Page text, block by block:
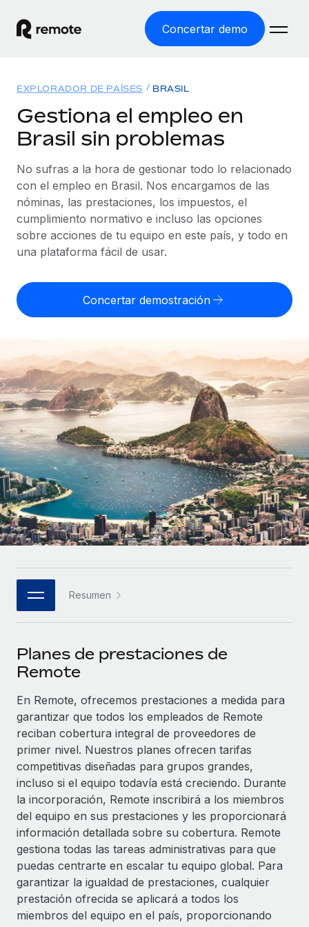
Concertar demo
EMPLEO GLOBAL
Nómina global
Gestiona las nóminas de forma sencilla y conforme a la
legalidad.
Employer of Record
Expándete en todo el mundo sin gastar en entidades.
cumpliendo la normativa.
PEO
Externaliza tareas laborales complejas.
INFRAESTRUCTURA
Conexión Remote
Integra los RR. HH. en tus flujos de trabajo sin
complicaciones.
Plataforma
Funciones esenciales de RR. HH. integradas para tu
Conectar
Conecta cualquier herramienta de IA con Remote
Optimiza los procesos con herramientas empresariales
esenciales.
SERVICIOS
Pregunta a un experto
Obtén ayuda de gente experta en RR. HH. globales
y cumplimiento normativo.
Comprobaciones de antecedentes
Simplifica los procesos de cribado de candidatos.
Cumplimiento normativo
Adelántate a los riesgos de cumplimiento
normativo.
Gestión de dispositivos
Soluciones
COBERTURA MUNDIAL
Explorador de países
Consulta el soporte del empleo global según el país.
Explorador estatal de EE. UU.
Simplifica la contratación en todos los estados de EE.
Comparador de Remote
Compáranos con otras empresas.
ETAPAS DE CRECIMIENTO
Startups
Soluciones ágiles de RR. HH. globales y nóminas para
empresas en crecimiento.
Mediana empresa
Amplía tu equipo con soluciones de RR. HH.
personalizadas.
Empresa
RR. HH. globales para grandes empresas.
ASOCIARSE
Socios tecnológicos estratégicos
Integra la gestión de los RR. HH. globales en tu
Asociarse
Descubre oportunidades de colaborar con nosotros.
Remote Build Próximamente
Consultoría de integraciones y automatización con IA.
CASOS PRÁCTICOS
Colaboración estratégica de Reverse Tech con
Remote para gestionar a autónomos y las
nóminas
Reverse Tech en resumen La startup de salud y bienestar
Reverse Tech se asoció con Remote para...
Más información
Recursos
HERRAMIENTAS Y CALCULADORAS
Calculadora del riesgo de clasificación errónea
Consulta el riesgo de clasificación errónea por país.
cualquier país.
Descubre opciones de divisas y tiempos de pago para
autónomos globales.
APRENDIZAJE CON REMOTE
Guías y recursos
Casos prácticos
Glosario de RR. HH.
Listas de verificación y plantillas
Biblioteca de descripciones de puestos
Webinarios
Información sobre salarios y talento
Obtén ayuda
Consulta todos los recursos
Nómina global
EOR y PEO
Contractor Management
Impuestos
Precios
English
Français
Deutsch
Español
Italiano
Português (Portugal)
日本語
한국어
中文（简体）
EXPLORADOR DE PAÍSES BRASIL
Gestiona el empleo en
Brasil sin problemas
No sufras a la hora de gestionar todo lo relacionado
con el empleo en Brasil. Nos encargamos de las
nóminas, las prestaciones, los impuestos, el
cumplimiento normativo e incluso las opciones
sobre acciones de tu equipo en este país, y todo en
una plataforma fácil de usar.
Concertar demostración
Resumen
Planes de prestaciones de
Remote
En Remote, ofrecemos prestaciones a medida para
garantizar que todos los empleados de Remote
reciban cobertura integral de proveedores de
primer nivel. Nuestros planes ofrecen tarifas
competitivas diseñadas para grupos grandes,
incluso si el equipo todavía está creciendo. Durante
la incorporación, Remote inscribirá a los miembros
del equipo en sus prestaciones y les proporcionará
información detallada sobre su cobertura. Remote
gestiona todas las tareas administrativas para que
puedas centrarte en escalar tu equipo global. Para
garantizar la igualdad de prestaciones, cualquier
prestación ofrecida se aplicará a todos los
miembros del equipo en el país, proporcionando